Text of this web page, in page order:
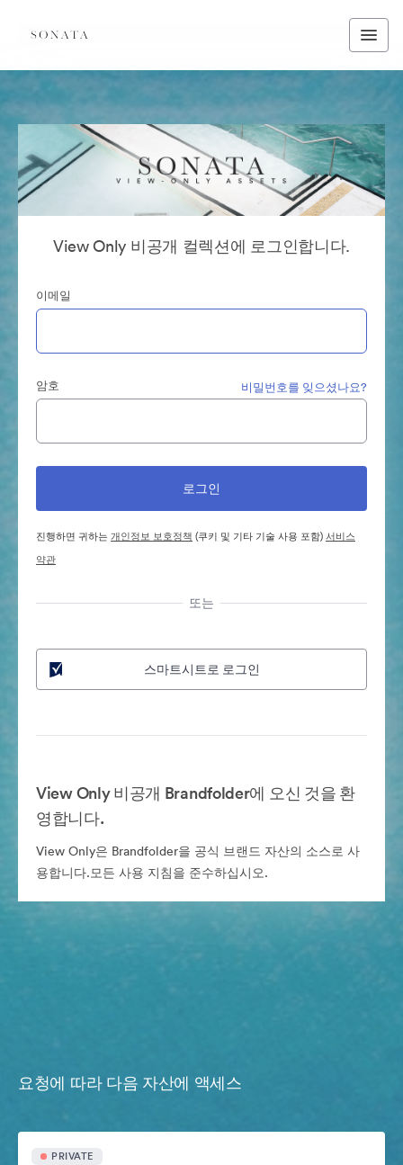
View Only 비공개 컬렉션에 로그인합니다.
이메일
암호 비밀번호를 잊으셨나요?
진행하면 귀하는개인정보 보호정책 (쿠키 및 기타 기술 사용 포함)서비스
약관
또는
스마트시트로 로그인
View Only 비공개 Brandfolder에 오신 것을 환
영합니다.
View Only은 Brandfolder을 공식 브랜드 자산의 소스로 사
용합니다.모든 사용 지침을 준수하십시오.
요청에 따라 다음 자산에 액세스
PRIVATE